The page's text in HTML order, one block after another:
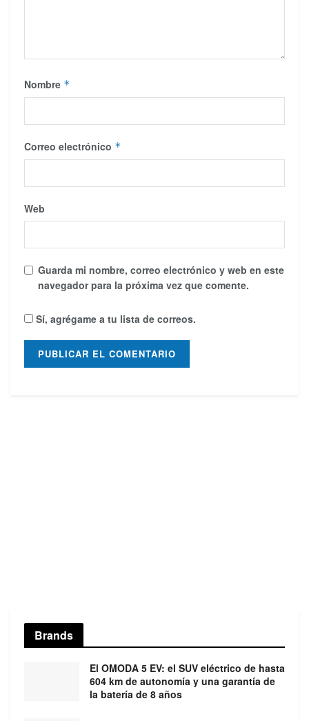
Nombre *
Correo electrónico *
Web
Guarda mi nombre, correo electrónico y web en este
navegador para la próxima vez que comente.
Sí, agrégame a tu lista de correos.
Brands
El OMODA 5 EV: el SUV eléctrico de hasta
604 km de autonomía y una garantía de
la batería de 8 años